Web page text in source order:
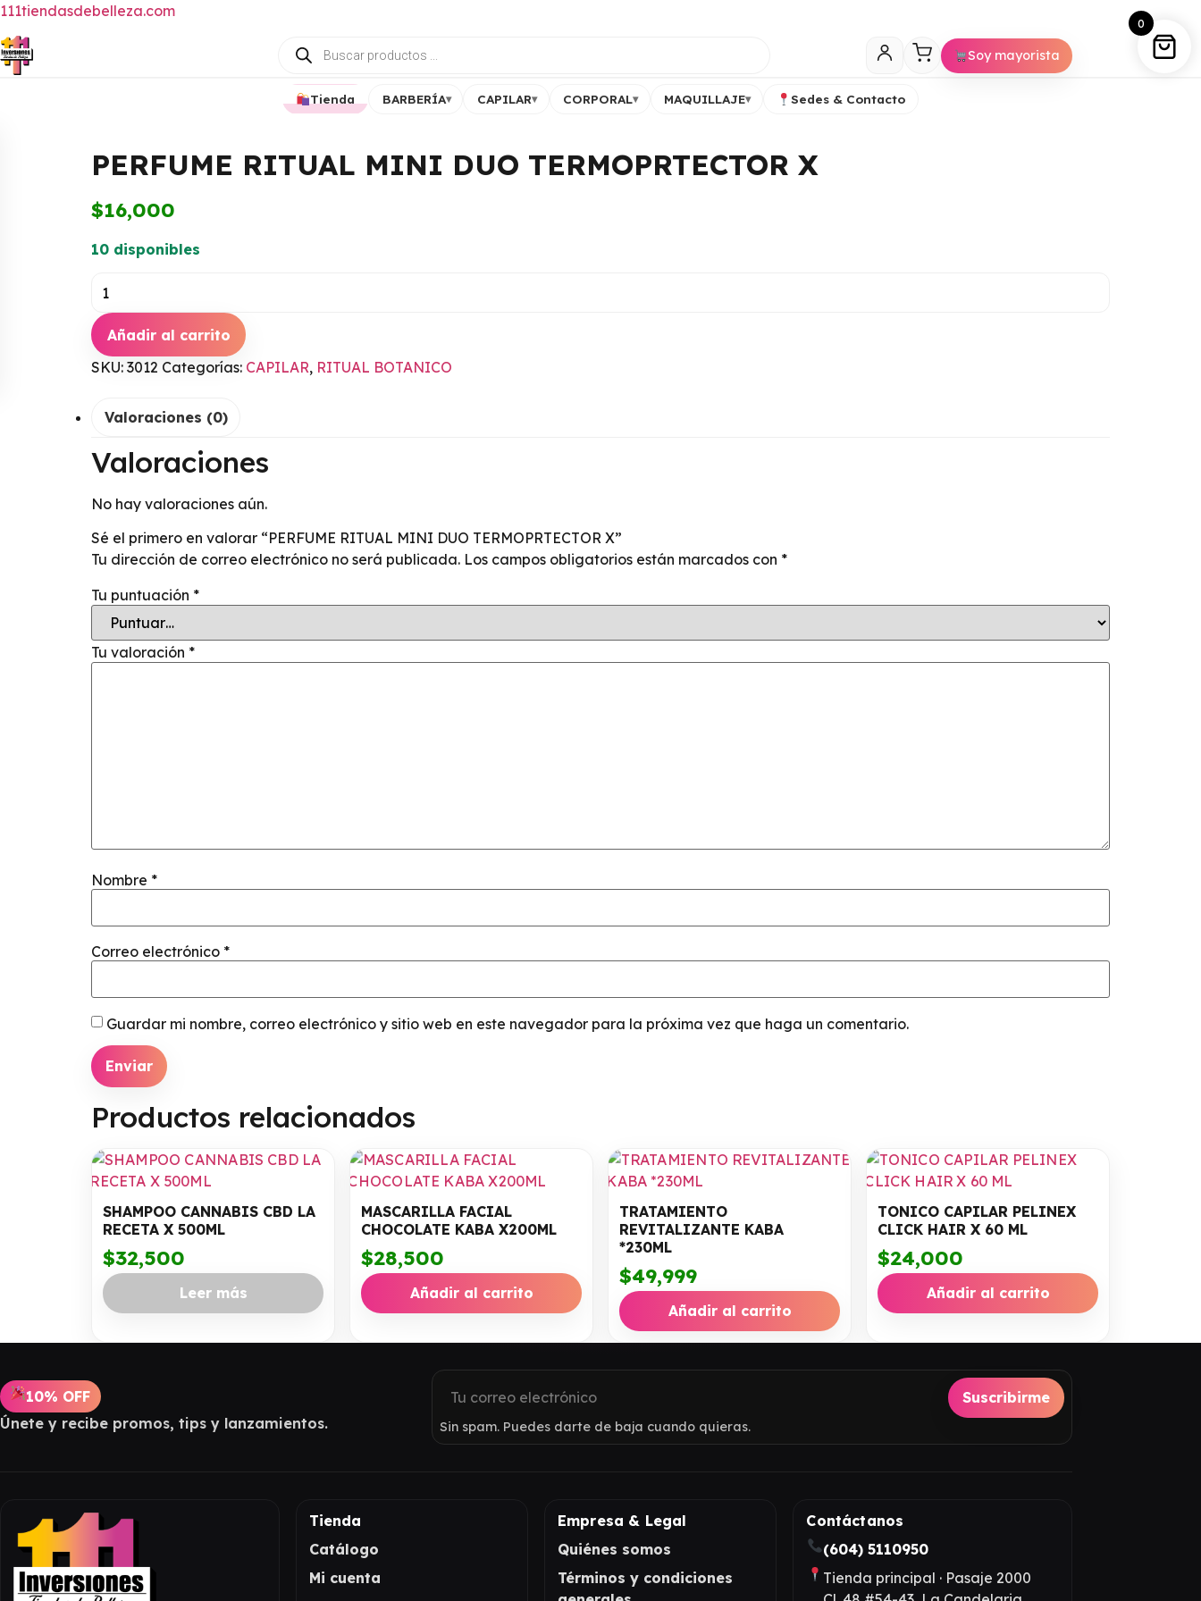
111tiendasdebelleza.com
Búsqueda
de
Soy mayorista
Tienda BARBERÍA▾ CAPILAR▾ CORPORAL▾ MAQUILLAJE▾ Sedes & Contacto
PERFUME RITUAL MINI DUO TERMOPRTECTOR X
$16,000
10 disponibles
RITUAL
DUO
TERMOPRTECTOR
X
cantidad
Añadir al carrito
SKU: 3012 Categorías: CAPILAR, RITUAL BOTANICO
Valoraciones (0)
Valoraciones
No hay valoraciones aún.
Sé el primero en valorar “PERFUME RITUAL MINI DUO TERMOPRTECTOR X”
Tu dirección de correo electrónico no será publicada. Los campos obligatorios están marcados con *
Tu puntuación *
Tu valoración *
Nombre *
Correo electrónico *
Guardar mi nombre, correo electrónico y sitio web en este navegador para la próxima vez que haga un comentario.
Productos relacionados
SHAMPOO CANNABIS CBD LA
RECETA X 500ML
$32,500
Leer más
MASCARILLA FACIAL
CHOCOLATE KABA X200ML
$28,500
Añadir al carrito
TRATAMIENTO
REVITALIZANTE KABA
*230ML
$49,999
Añadir al carrito
TONICO CAPILAR PELINEX
CLICK HAIR X 60 ML
$24,000
Añadir al carrito
10% OFF
Únete y recibe promos, tips y lanzamientos.
Suscribirme
Sin spam. Puedes darte de baja cuando quieras.
Tienda
Catálogo
Mi cuenta
Empresa & Legal
Quiénes somos
Términos y condiciones
Contáctanos
(604) 5110950
Tienda principal · Pasaje 2000
0